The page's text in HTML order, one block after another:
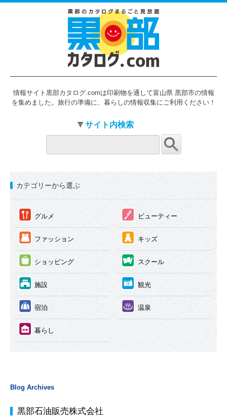
情報サイト黒部カタログ.comは印刷物を通して富山県 黒部市の情報
を集めました。旅行の準備に、暮らしの情報収集にご利用ください！
サイト内検索
カテゴリーから選ぶ
① グルメ ② ビューティー
③ ファッション ④ キッズ
⑤ ショッピング ⑥ スクール
⑦ 施設 ⑧ 観光
⑨ 宿泊 ⑩ 温泉
⑪ 暮らし
Blog Archives
黒部石油販売株式会社